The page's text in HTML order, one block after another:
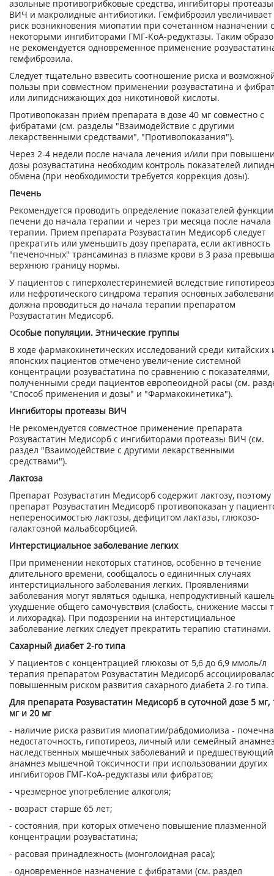
азольные противогрибковые средства, ингибиторы протеазы
ВИЧ и макролидные антибиотики. Гемфиброзил увеличивает
риск возникновения миопатии при сочетанном назначении с
некоторыми ингибиторами ГМГ-КоА-редуктазы. Таким
не рекомендуется одновременное применение
гемфиброзила.
Следует тщательно взвесить соотношение риска и
пользы при совместном применении розувастатина и
или липидснижающих доз никотиновой кислоты.
Противопоказан приём препарата в дозе 40 мг совместно с
фибратами (см. разделы "Взаимодействие с другими
лекарственными средствами", "Противопоказания").
Через 2-4 недели после начала лечения и/или при
дозы розувастатина необходим контроль показателей
обмена (при необходимости требуется коррекция дозы).
Печень
Рекомендуется проводить определение показателей функции
печени до начала терапии и через три месяца после начала
терапии. Прием препарата Розувастатин Медисорб следует
прекратить или уменьшить дозу препарата, если активность
"печеночных" трансаминаз в плазме крови в 3 раза
верхнюю границу нормы.
У пациентов с гиперхолестеринемией вследствие
или нефротического синдрома терапия основных
должна проводиться до начала терапии препаратом
Розувастатин Медисорб.
Особые популяции. Этнические группы
В ходе фармакокинетических исследований среди китайских
японских пациентов отмечено увеличение системной
концентрации розувастатина по сравнению с показателями,
полученными среди пациентов европеоидной расы (см.
"Способ применения и дозы" и "Фармакокинетика").
Ингибиторы протеазы ВИЧ
Не рекомендуется совместное применение препарата
Розувастатин Медисорб с ингибиторами протеазы ВИЧ (см.
раздел "Взаимодействие с другими лекарственными
средствами").
Лактоза
Препарат Розувастатин Медисорб содержит лактозу, поэтому
препарат Розувастатин Медисорб противопоказан у
непереносимостью лактозы, дефицитом лактазы, глюкозо-
галактозной мальабсорбцией.
Интерстициальное заболевание легких
При применении некоторых статинов, особенно в течение
длительного времени, сообщалось о единичных случаях
интерстициального заболевания легких. Проявлениями
заболевания могут являться одышка, непродуктивный
ухудшение общего самочувствия (слабость, снижение массы
и лихорадка). При подозрении на интерстициальное
заболевание легких следует прекратить терапию статинами.
Сахарный диабет 2-го типа
У пациентов с концентрацией глюкозы от 5,6 до 6,9 ммоль/л
терапия препаратом Розувастатин Медисорб
повышенным риском развития сахарного диабета 2-го типа.
Для препарата Розувастатин Медисорб в суточной дозе 5 мг,
мг и 20 мг
- наличие риска развития миопатии/рабдомиолиза -
недостаточность, гипотиреоз, личный или семейный
наследственных мышечных заболеваний и предшествующий
анамнез мышечной токсичности при использовании других
ингибиторов ГМГ-КоА-редуктазы или фибратов;
- чрезмерное употребление алкоголя;
- возраст старше 65 лет;
- состояния, при которых отмечено повышение плазменной
концентрации розувастатина;
- расовая принадлежность (монголоидная раса);
- одновременное назначение с фибратами (см. раздел